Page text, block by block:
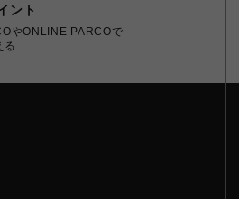
ント
やONLINE PARCOで
る